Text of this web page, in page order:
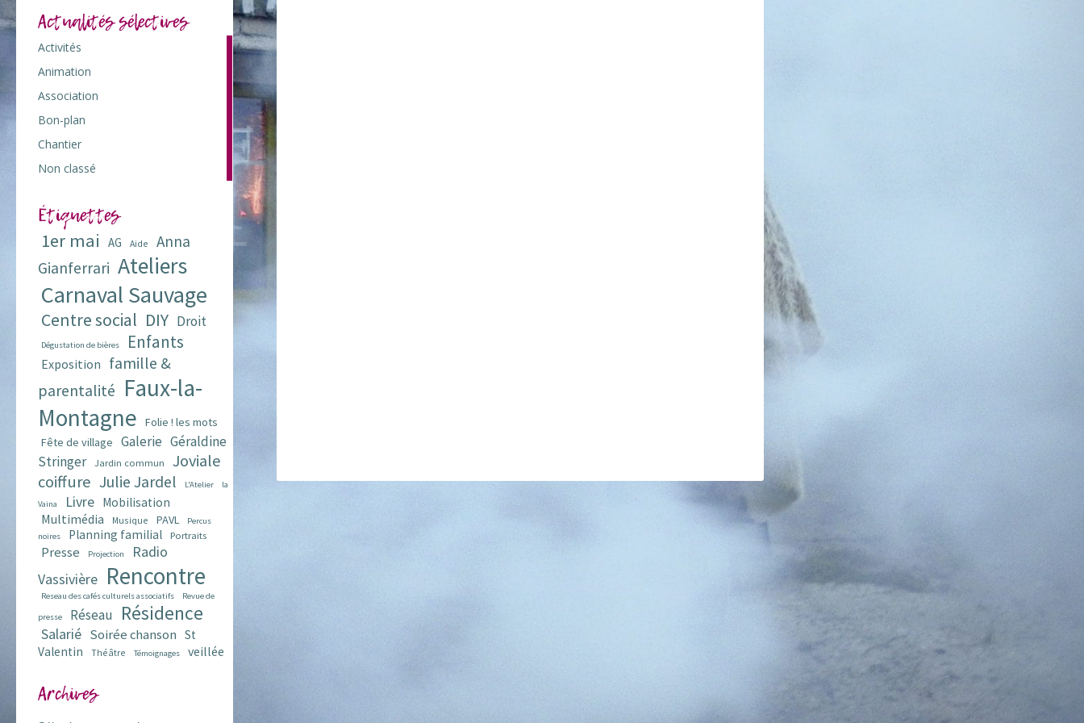
Actualités sélectives
Activités 103
Animation
Association 73
Bon-plan 42
Chantier 7
Non classé 1
Étiquettes
1er mai AG Aide
Anna
Gianferrari Ateliers
Carnaval Sauvage
Centre social DIY Droit
Dégustation de bières Enfants
Exposition famille &
parentalité Faux-la-
Montagne
Folie ! les mots
Fête de village
Galerie Géraldine
Stringer
Jardin commun
Joviale
coiffure Julie Jardel L'Atelier
la
Vaina
Livre Mobilisation
Multimédia Musique PAVL
Percus
noires
Planning familial Portraits
Presse Projection
Radio
Vassivière Rencontre
Reseau des cafés culturels associatifs
Revue de
presse
Réseau Résidence
Salarié Soirée chanson St
Valentin
Théâtre Témoignages veillée
Archives
Archives